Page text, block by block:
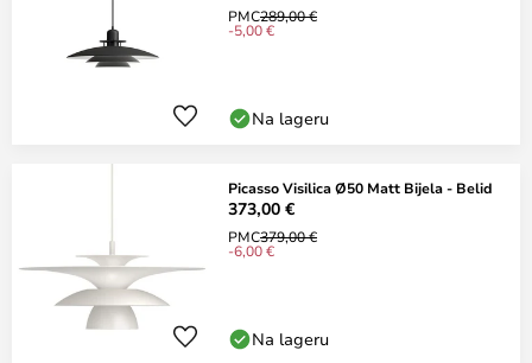
PMC289,00 €
-5,00 €
Na lageru
Picasso Visilica Ø50 Matt Bijela - Belid
373,00 €
PMC379,00 €
-6,00 €
Na lageru